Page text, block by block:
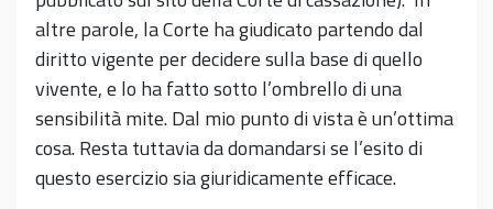
altre parole, la Corte ha giudicato partendo dal
diritto vigente per decidere sulla base di quello
vivente, e lo ha fatto sotto l’ombrello di una
sensibilità mite. Dal mio punto di vista è un’ottima
cosa. Resta tuttavia da domandarsi se l’esito di
questo esercizio sia giuridicamente efficace.